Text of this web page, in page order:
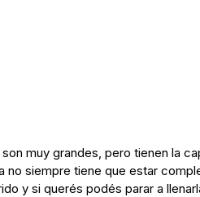
muy grandes, pero tienen la
no siempre tiene que estar
y si querés podés parar a